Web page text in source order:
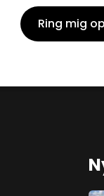
Ring mig op